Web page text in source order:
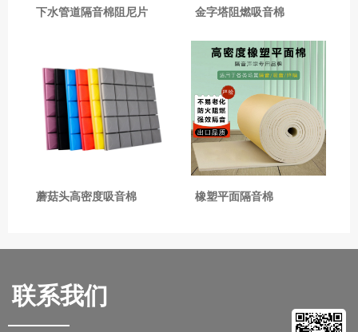
下水管道隔音棉阻尼片 金字塔阻燃吸音棉
蘑菇头高密度吸音棉 橡塑平面隔音棉
联系我们